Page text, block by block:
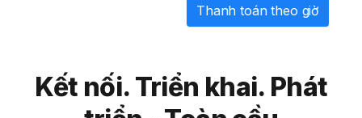
Thanh toán theo giờ
Kết nối. Triển khai. Phát